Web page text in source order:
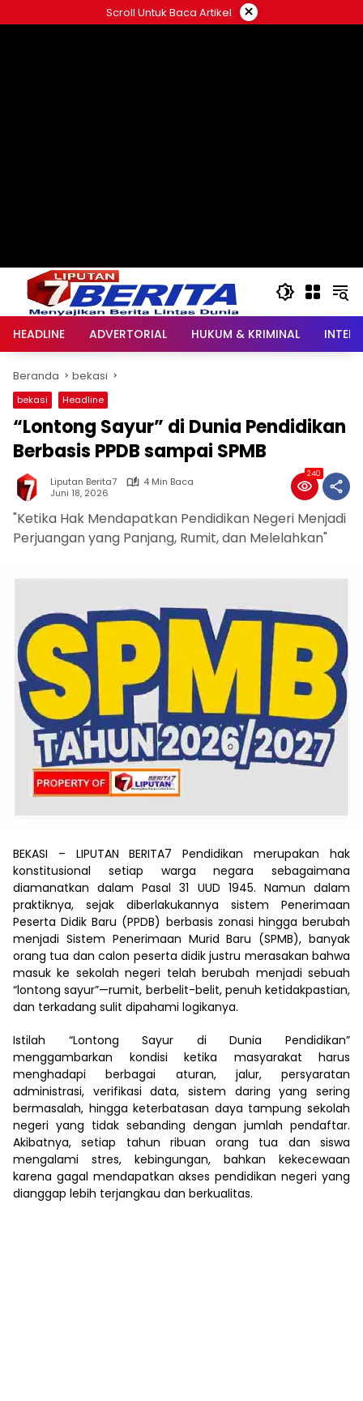
ke
Scroll Untuk Baca Artikel ×
HEADLINE ADVERTORIAL HUKUM & KRIMINAL
Beranda bekasi
bekasi Headline
“Lontong Sayur” di Dunia Pendidikan
Berbasis PPDB sampai SPMB
Liputan Berita7
4 Min Baca
Juni 18, 2026
240
"Ketika Hak Mendapatkan Pendidikan Negeri Menjadi
Perjuangan yang Panjang, Rumit, dan Melelahkan"
BEKASI – LIPUTAN BERITA7 Pendidikan merupakan hak
konstitusional setiap warga negara sebagaimana
diamanatkan dalam Pasal 31 UUD 1945. Namun dalam
praktiknya, sejak diberlakukannya sistem Penerimaan
Peserta Didik Baru (PPDB) berbasis zonasi hingga berubah
menjadi Sistem Penerimaan Murid Baru (SPMB), banyak
orang tua dan calon peserta didik justru merasakan bahwa
masuk ke sekolah negeri telah berubah menjadi sebuah
“lontong sayur”—rumit, berbelit-belit, penuh ketidakpastian,
dan terkadang sulit dipahami logikanya.
Istilah “Lontong Sayur di Dunia Pendidikan”
menggambarkan kondisi ketika masyarakat harus
menghadapi berbagai aturan, jalur, persyaratan
administrasi, verifikasi data, sistem daring yang sering
bermasalah, hingga keterbatasan daya tampung sekolah
negeri yang tidak sebanding dengan jumlah pendaftar.
Akibatnya, setiap tahun ribuan orang tua dan siswa
mengalami stres, kebingungan, bahkan kekecewaan
karena gagal mendapatkan akses pendidikan negeri yang
dianggap lebih terjangkau dan berkualitas.